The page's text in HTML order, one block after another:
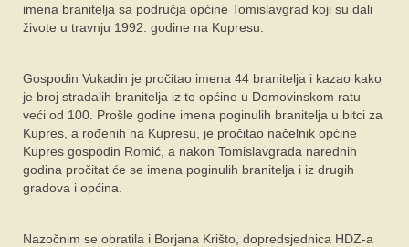
imena branitelja sa područja općine Tomislavgrad koji su dali
živote u travnju 1992. godine na Kupresu.
Gospodin Vukadin je pročitao imena 44 branitelja i kazao kako
je broj stradalih branitelja iz te općine u Domovinskom ratu
veći od 100. Prošle godine imena poginulih branitelja u bitci za
Kupres, a rođenih na Kupresu, je pročitao načelnik općine
Kupres gospodin Romić, a nakon Tomislavgrada narednih
godina pročitat će se imena poginulih branitelja i iz drugih
gradova i općina.
Nazočnim se obratila i Borjana Krišto, dopredsjednica HDZ-a